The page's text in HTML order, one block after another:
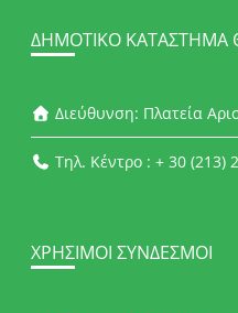
ΔΗΜΟΤΙΚΌ
Διεύθυνση: Πλατεία
Τηλ. Κέντρο : + 30 (213)
ΧΡΉΣΙΜΟΙ ΣΎΝΔΕΣΜΟΙ